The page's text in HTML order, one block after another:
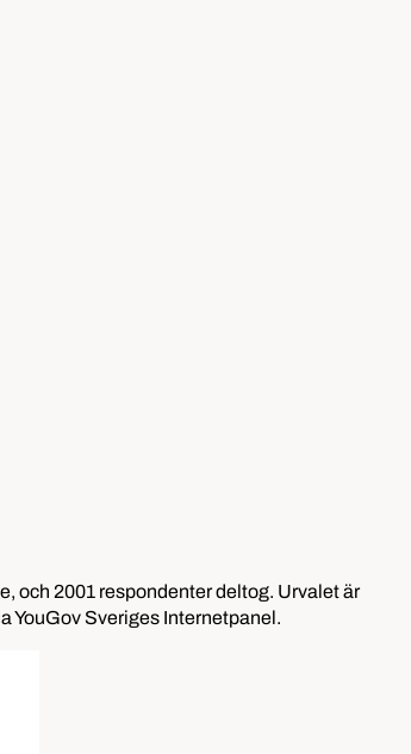
och 2001 respondenter deltog. Urvalet är
YouGov Sveriges Internetpanel.